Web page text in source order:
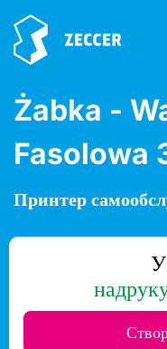
Żabka -
Fasolowa
Принтер
У